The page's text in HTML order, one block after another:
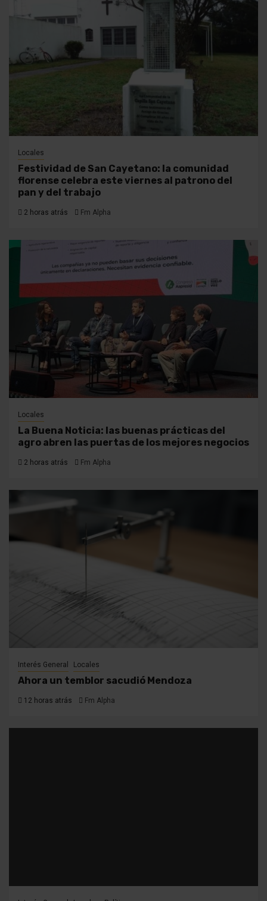
Locales
Festividad de San Cayetano: la comunidad
florense celebra este viernes al patrono del
pan y del trabajo
2 horas atrás Fm Alpha
Locales
La Buena Noticia: las buenas prácticas del
agro abren las puertas de los mejores negocios
2 horas atrás Fm Alpha
Interés General Locales
Ahora un temblor sacudió Mendoza
12 horas atrás Fm Alpha